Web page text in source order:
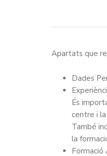
Apartats que
Dades
És
centre i
També
la
Formació